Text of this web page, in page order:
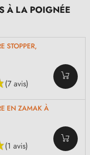
À LA POIGNÉE
STOPPER,
(7 avis)
EN ZAMAK À
(1 avis)